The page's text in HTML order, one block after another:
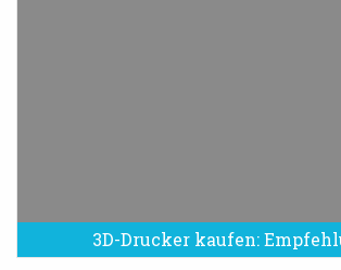
3D-Drucker kaufen: